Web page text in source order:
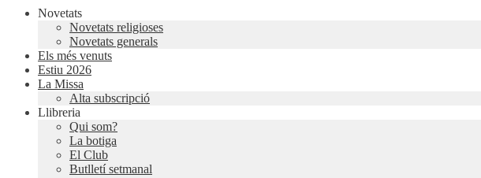
Novetats
Novetats religioses
Novetats generals
Els més venuts
Estiu 2026
La Missa
Alta subscripció
Llibreria
Qui som?
La botiga
El Club
Butlletí setmanal